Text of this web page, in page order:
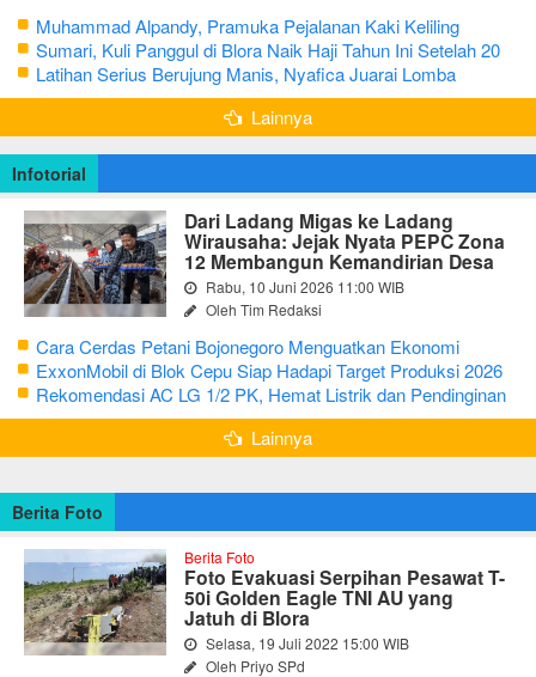
Muhammad Alpandy, Pramuka Pejalanan Kaki Keliling
Nusantara dengan Misi Literasi Budaya
Sumari, Kuli Panggul di Blora Naik Haji Tahun Ini Setelah 20
Tahun Sisihkan Uang Receh
Latihan Serius Berujung Manis, Nyafica Juarai Lomba
Bertutur tentang Nilai Hidup Orang Samin
Lainnya
Infotorial
Dari Ladang Migas ke Ladang
Wirausaha: Jejak Nyata PEPC Zona
12 Membangun Kemandirian Desa
Rabu, 10 Juni 2026 11:00 WIB
Oleh Tim Redaksi
Cara Cerdas Petani Bojonegoro Menguatkan Ekonomi
Keluarga
ExxonMobil di Blok Cepu Siap Hadapi Target Produksi 2026
Rekomendasi AC LG 1/2 PK, Hemat Listrik dan Pendinginan
Maksimal
Lainnya
Berita Foto
Berita Foto
Foto Evakuasi Serpihan Pesawat T-
50i Golden Eagle TNI AU yang
Jatuh di Blora
Selasa, 19 Juli 2022 15:00 WIB
Oleh Priyo SPd